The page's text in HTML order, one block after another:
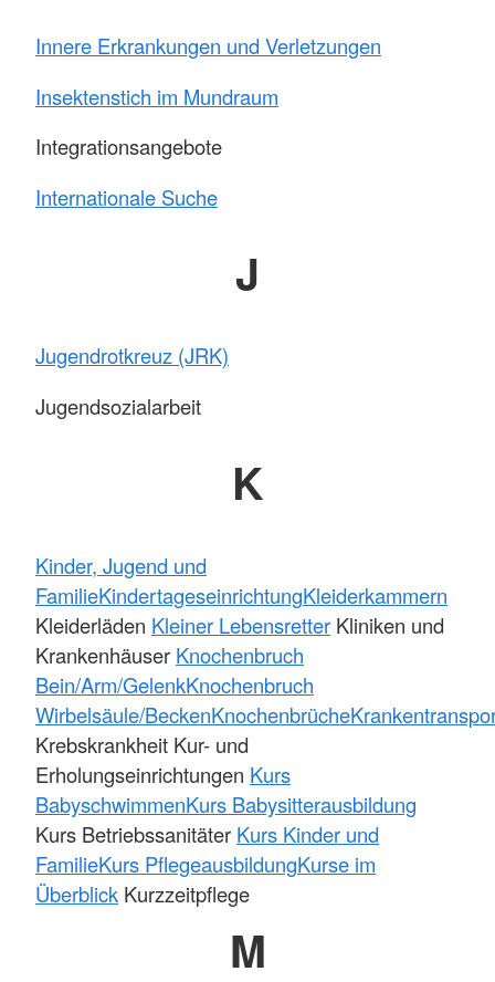
Innere Erkrankungen und Verletzungen
Insektenstich im Mundraum
Integrationsangebote
Internationale Suche
J
Jugendrotkreuz (JRK)
Jugendsozialarbeit
K
Kinder, Jugend und
FamilieKindertageseinrichtungKleiderkammern
Kleiderläden Kleiner Lebensretter Kliniken und
Krankenhäuser Knochenbruch
Bein/Arm/GelenkKnochenbruch
Wirbelsäule/BeckenKnochenbrüche
Krebskrankheit Kur- und
Erholungseinrichtungen Kurs
BabyschwimmenKurs Babysitterausbildung
Kurs Betriebssanitäter Kurs Kinder und
FamilieKurs PflegeausbildungKurse im
Überblick Kurzzeitpflege
M